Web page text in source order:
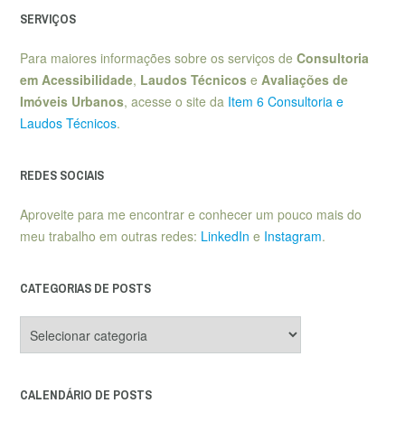
SERVIÇOS
Para maiores informações sobre os serviços de Consultoria
em Acessibilidade, Laudos Técnicos e Avaliações de
Imóveis Urbanos, acesse o site da Item 6 Consultoria e
Laudos Técnicos.
REDES SOCIAIS
Aproveite para me encontrar e conhecer um pouco mais do
meu trabalho em outras redes: LinkedIn e Instagram.
CATEGORIAS DE POSTS
de
CALENDÁRIO DE POSTS